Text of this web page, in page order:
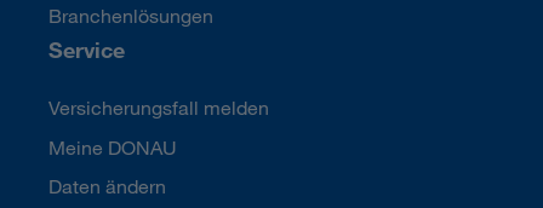
Branchenlösungen
Service
Versicherungsfall melden
Meine DONAU
Daten ändern